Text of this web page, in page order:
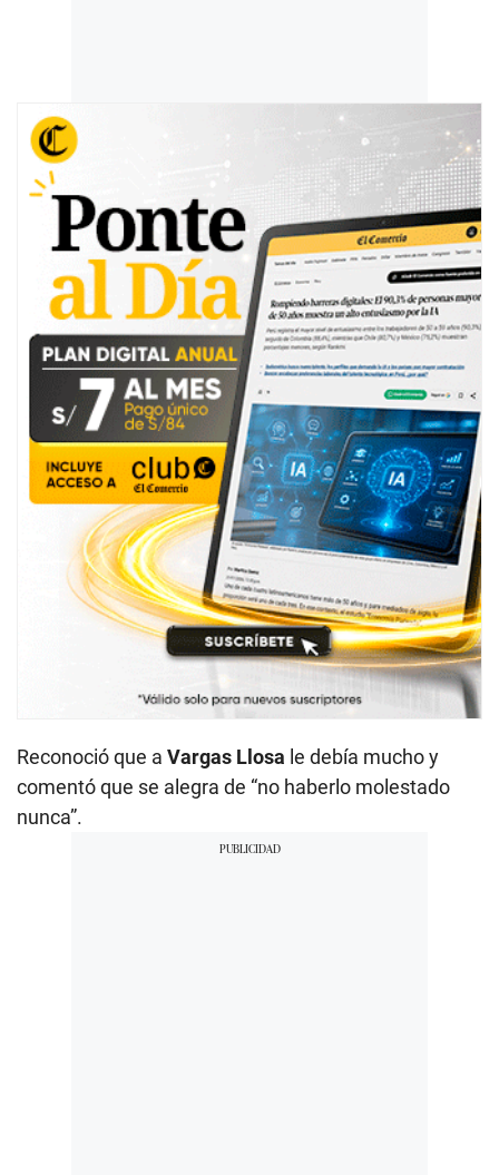
Reconoció que a Vargas Llosa le debía mucho y
comentó que se alegra de “no haberlo molestado
nunca”.